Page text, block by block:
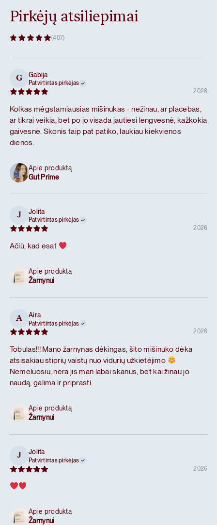
Pirkėjų atsiliepimai
(407)
G Gabija
Patvirtintas pirkėjas
2026
Kolkas mėgstamiausias mišinukas - nežinau, ar placebas,
ar tikrai veikia, bet po jo visada jautiesi lengvesnė, kažkokia
gaivesnė. Skonis taip pat patiko, laukiau kiekvienos
dienos.
Apie produktą
Gut Prime
J Jolita
Patvirtintas pirkėjas
2026
Ačiū, kad esat
Apie produktą
Žarnynui
A Aira
Patvirtintas pirkėjas
2026
Tobulas!!! Mano žarnynas dėkingas, šito mišinuko dėka
atsisakiau stiprių vaistų nuo vidurių užkietėjimo
Nemeluosiu, nėra jis man labai skanus, bet kai žinau jo
naudą, galima ir priprasti.
Apie produktą
Žarnynui
J Jolita
Patvirtintas pirkėjas
2026
Apie produktą
Žarnynui